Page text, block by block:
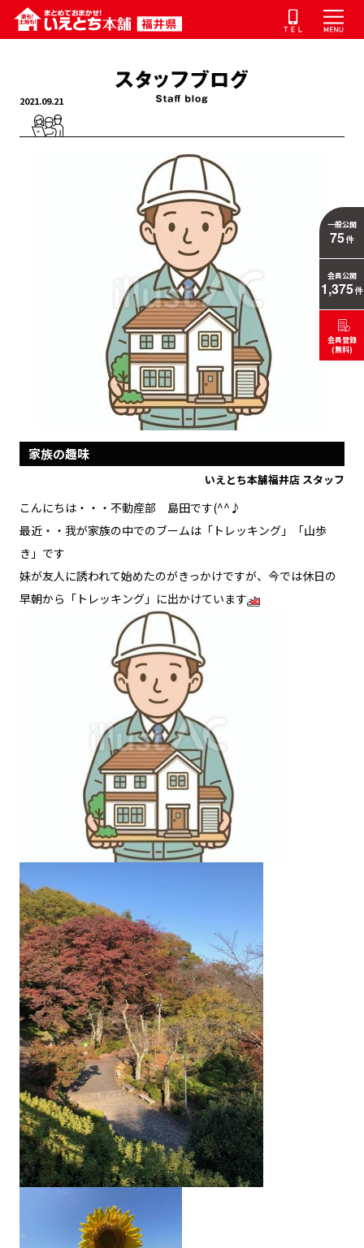
2021.09.21
家族の趣味
いえとち本舗福井店 スタッフ
こんにちは・・・不動産部 島田です(^^♪
最近・・我が家族の中でのブームは「トレッキング」「山歩
き」です
妹が友人に誘われて始めたのがきっかけですが、今では休日の
早朝から「トレッキング」に出かけています
一般公開
75件
会員公開
1,375件
会員登録
(無料)